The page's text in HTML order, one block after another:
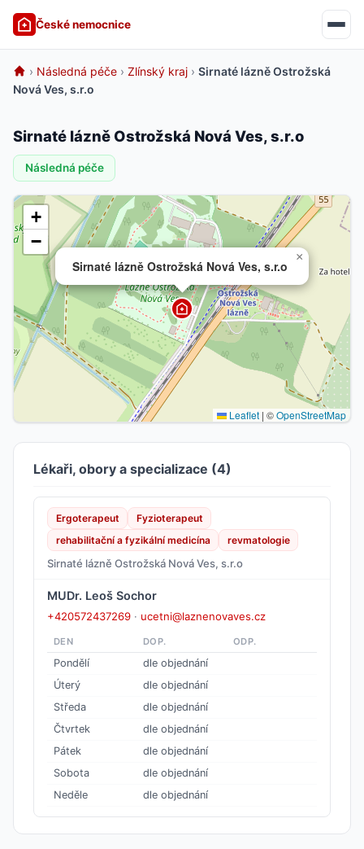
České nemocnice
› Následná péče › Zlínský kraj › Sirnaté lázně Ostrožská
Nová Ves, s.r.o
Sirnaté lázně Ostrožská Nová Ves, s.r.o
Následná péče
Sirnaté lázně Ostrožská Nová Ves, s.r.o
×
+
−
Leaflet | ©OpenStreetMap
Lékaři, obory a specializace (4)
Ergoterapeut
Fyzioterapeut
rehabilitační a fyzikální medicína
revmatologie
Sirnaté lázně Ostrožská Nová Ves, s.r.o
MUDr. Leoš Sochor
+420572437269 · ucetni@laznenovaves.cz
DEN DOP. ODP.
Pondělí
dle objednání
Úterý
dle objednání
Středa
dle objednání
Čtvrtek
dle objednání
Pátek
dle objednání
Sobota
dle objednání
Neděle
dle objednání